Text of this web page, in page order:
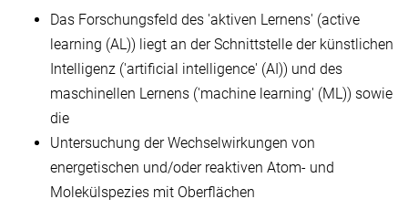
Das Forschungsfeld des 'aktiven Lernens' (active
learning (AL)) liegt an der Schnittstelle der künstlichen
Intelligenz ('artificial intelligence' (AI)) und des
maschinellen Lernens ('machine learning' (ML)) sowie
die
Untersuchung der Wechselwirkungen von
energetischen und/oder reaktiven Atom- und
Molekülspezies mit Oberflächen